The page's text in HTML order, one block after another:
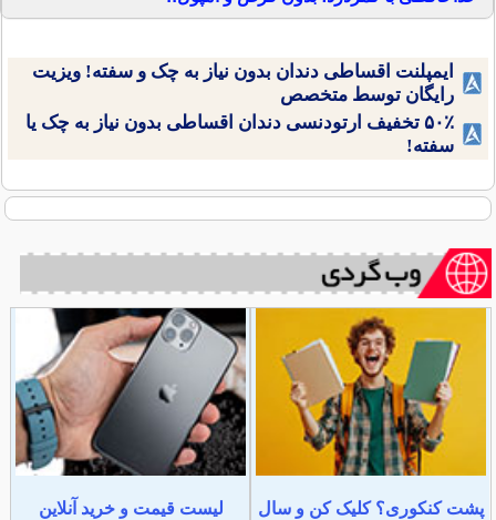
ایمپلنت اقساطی دندان بدون نیاز به چک و سفته! ویزیت
رایگان توسط متخصص
۵۰٪ تخفیف ارتودنسی دندان اقساطی بدون نیاز به چک یا
سفته!
پشت کنکوری؟ کلیک کن و سال
لیست قیمت و خرید آنلاین